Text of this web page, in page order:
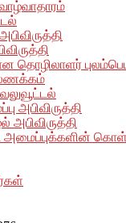
தொழிலாளர்
அபிவிருத்தி
அபிவிருத்தி
அமைப்புக்களின்